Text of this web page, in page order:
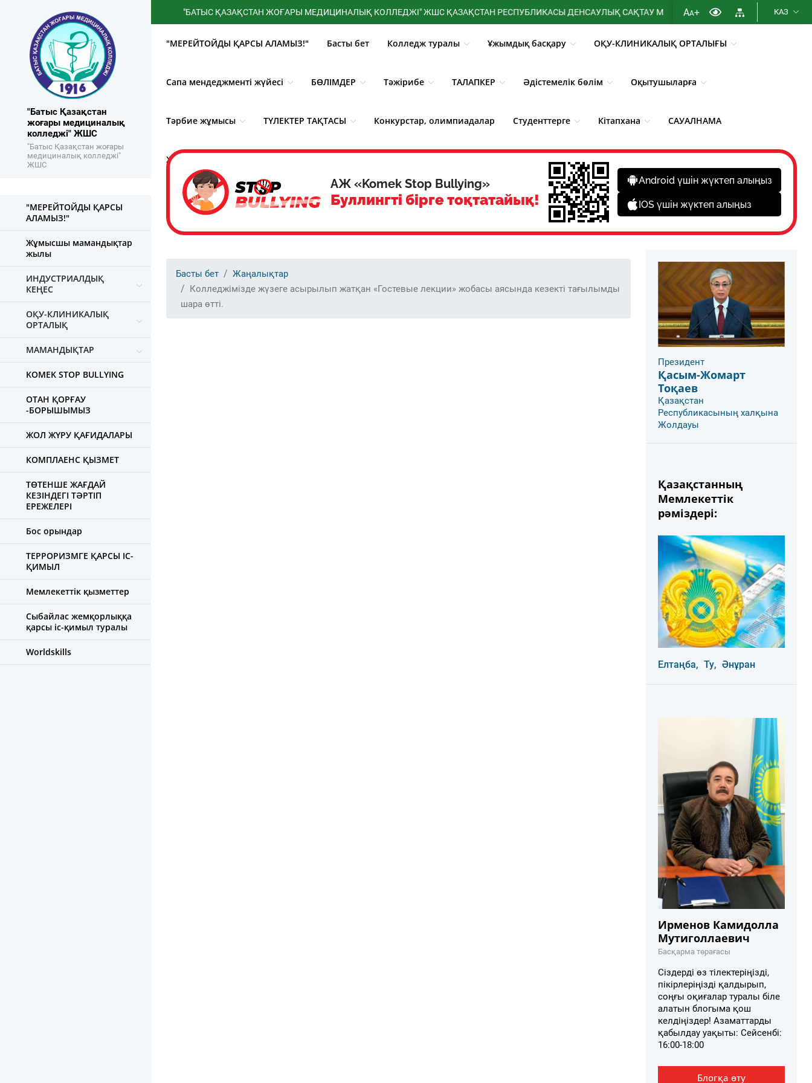
"Батыс Қазақстан
жоғары медициналық
колледжі" ЖШС
"Батыс Қазақстан жоғары
медициналық колледжі"
ЖШС
"БАТЫС ҚАЗАҚСТАН ЖОҒАРЫ МЕДИЦИНАЛЫҚ КОЛЛЕДЖІ" ЖШС ҚАЗАҚСТАН РЕСПУБЛИКАСЫ ДЕНСАУЛЫҚ САҚТАУ МИНИСТРЛІГІНІҢ МЕМЛЕКЕТТІК
AA+ КАЗ
"МЕРЕЙТОЙДЫ ҚАРСЫ АЛАМЫЗ!" Басты бет Колледж туралы Ұжымдық басқару ОҚУ-КЛИНИКАЛЫҚ ОРТАЛЫҒЫ
Сапа мендеджменті жүйесі БӨЛІМДЕР Тәжірибе ТАЛАПКЕР Әдістемелік бөлім Оқытушыларға
Тәрбие жұмысы ТҮЛЕКТЕР ТАҚТАСЫ Конкурстар, олимпиадалар Студенттерге Кітапхана САУАЛНАМА
Жемқорлықпен күрес
"МЕРЕЙТОЙДЫ ҚАРСЫ
АЛАМЫЗ!"
Жұмысшы мамандықтар
жылы
ИНДУСТРИАЛДЫҚ
КЕҢЕС
ОҚУ-КЛИНИКАЛЫҚ
ОРТАЛЫҚ
МАМАНДЫҚТАР
KOMEK STOP BULLYING
ОТАН ҚОРҒАУ
-БОРЫШЫМЫЗ
ЖОЛ ЖҮРУ ҚАҒИДАЛАРЫ
КОМПЛАЕНС ҚЫЗМЕТ
ТӨТЕНШЕ ЖАҒДАЙ
КЕЗІНДЕГІ ТӘРТІП
ЕРЕЖЕЛЕРІ
Бос орындар
ТЕРРОРИЗМГЕ ҚАРСЫ ІС-
ҚИМЫЛ
Мемлекеттік қызметтер
Сыбайлас жемқорлыққа
қарсы іс-қимыл туралы
Worldskills
АЖ «Komek Stop Bullying»
Буллингті бірге тоқтатайық!
Android үшін жүктеп алыңыз
IOS үшін жүктеп алыңыз
Басты бет
Жаңалықтар
Колледжімізде жүзеге асырылып жатқан «Гостевые лекции» жобасы аясында кезекті тағылымды
шара өтті.
Президент
Қасым-Жомарт
Тоқаев
Қазақстан
Республикасының халқына
Жолдауы
Қазақстанның
Мемлекеттік
рәміздері:
Елтаңба, Ту, Әнұран
Ирменов Камидолла
Мутиголлаевич
Басқарма төрағасы
Сіздерді өз тілектеріңізді,
пікірлеріңізді қалдырып,
соңғы оқиғалар туралы біле
алатын блогыма қош
келдіңіздер! Азаматтарды
қабылдау уақыты: Сейсенбі:
16:00-18:00
Блогқа өту